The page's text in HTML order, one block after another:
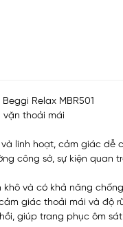
Relax MBR501
vặn thoải mái
linh hoạt, cảm giác
công sở, sự kiện quan
khô và có khả năng
giác thoải mái và độ
giúp trang phục ôm